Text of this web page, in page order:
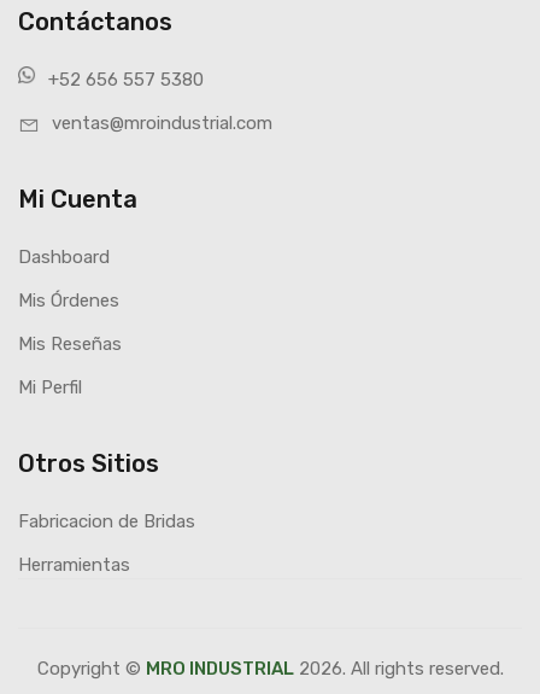
Contáctanos
+52 656 557 5380
ventas@mroindustrial.com
Mi Cuenta
Dashboard
Mis Órdenes
Mis Reseñas
Mi Perfil
Otros Sitios
Fabricacion de Bridas
Herramientas
Copyright © MRO INDUSTRIAL2026. All rights reserved.